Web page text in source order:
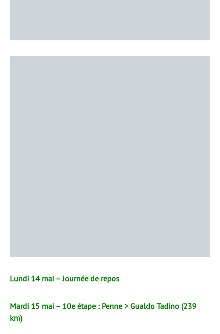
Lundi 14 mai – Journée de repos
Mardi 15 mai – 10e étape : Penne > Gualdo Tadino (239
km)